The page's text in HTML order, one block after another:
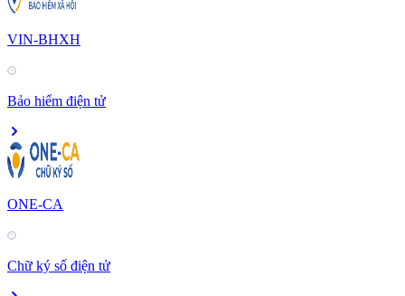
VIN-BHXH
Bảo hiểm điện tử
ONE-CA
Chữ ký số điện tử